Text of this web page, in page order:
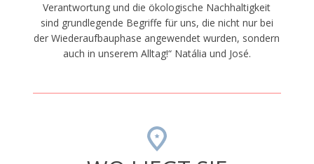
Verantwortung und die ökologische Nachhaltigkeit
sind grundlegende Begriffe für uns, die nicht nur bei
der Wiederaufbauphase angewendet wurden, sondern
auch in unserem Alltag!“ Natália und José.